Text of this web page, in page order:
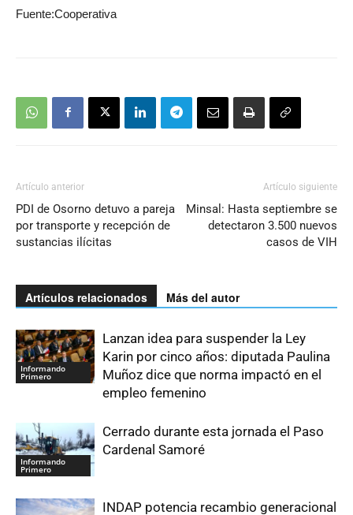
Fuente:Cooperativa
Artículo anterior
PDI de Osorno detuvo a pareja
por transporte y recepción de
sustancias ilícitas
Artículo siguiente
Minsal: Hasta septiembre se
detectaron 3.500 nuevos
casos de VIH
Artículos relacionados Más del autor
Informando
Primero
Lanzan idea para suspender la Ley
Karin por cinco años: diputada Paulina
Muñoz dice que norma impactó en el
empleo femenino
Informando
Primero
Cerrado durante esta jornada el Paso
Cardenal Samoré
INDAP potencia recambio generacional